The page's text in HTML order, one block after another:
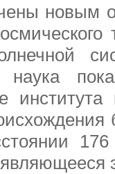
новым
наука
института